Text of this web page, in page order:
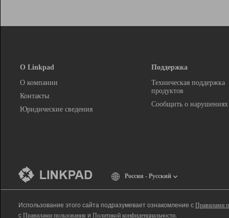
О Linkpad
О компании
Контакты
Юридические сведения
Поддержка
Техническая поддержка
продуктов
Сообщить о нарушениях
Россия - Русский
Использование этого сайта подразумевает ознакомление с Правилами
с Правилами пользования и Политикой конфиденциальности.